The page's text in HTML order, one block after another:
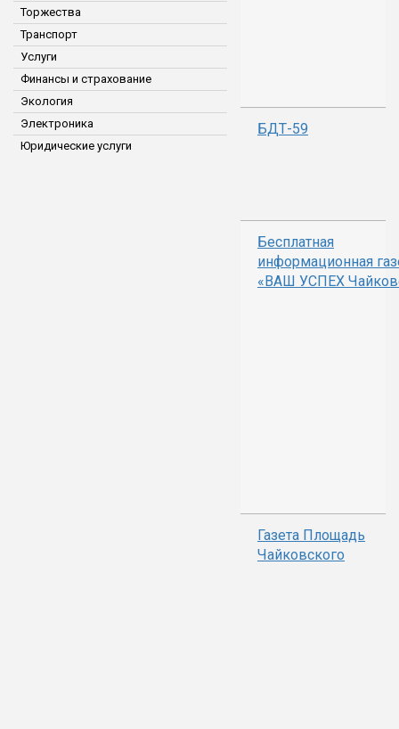
Торжества
Транспорт
Услуги
Финансы и страхование
Экология
Электроника
Юридические услуги
БДТ-59
Бесплатная
информационная
«ВАШ УСПЕХ
Газета Площадь
Чайковского